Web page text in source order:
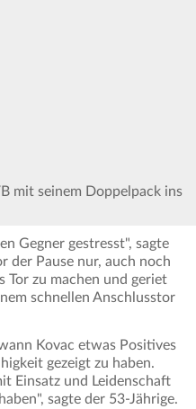
mit seinem Doppelpack ins
Gegner gestresst", sagte
der Pause nur, auch noch
Tor zu machen und geriet
schnellen Anschlusstor
Kovac etwas Positives
gezeigt zu haben.
Einsatz und Leidenschaft
sagte der 53-Jährige.